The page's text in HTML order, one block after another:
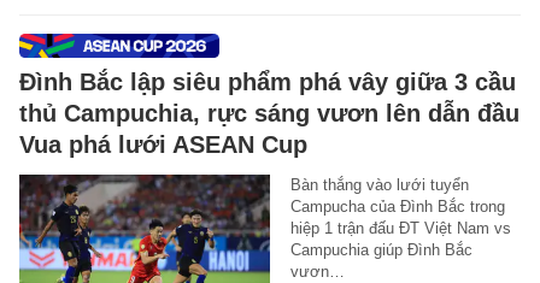
Đình Bắc lập siêu phẩm phá vây giữa 3 cầu
thủ Campuchia, rực sáng vươn lên dẫn đầu
Vua phá lưới ASEAN Cup
Bàn thắng vào lưới tuyển
Campucha của Đình Bắc trong
hiệp 1 trận đấu ĐT Việt Nam vs
Campuchia giúp Đình Bắc
vươn…